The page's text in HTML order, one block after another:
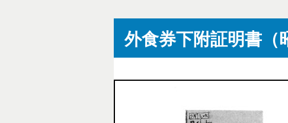
外食券下附証明書（